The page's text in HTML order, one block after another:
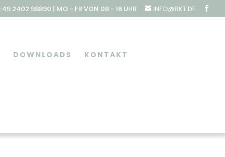
2402 98890 | MO - FR VON 08 - 16 UHR INFO@BKT.DE
DOWNLOADS KONTAKT